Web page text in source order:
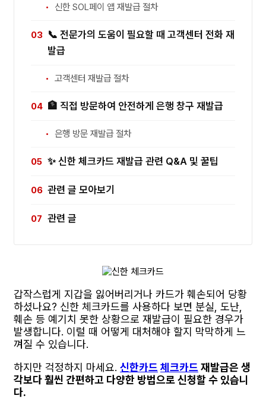
신한 SOL페이 앱 재발급 절차
📞 전문가의 도움이 필요할 때 고객센터 전화 재
발급
고객센터 재발급 절차
🏦 직접 방문하여 안전하게 은행 창구 재발급
은행 방문 재발급 절차
✨ 신한 체크카드 재발급 관련 Q&A 및 꿀팁
관련 글 모아보기
관련 글
갑작스럽게 지갑을 잃어버리거나 카드가 훼손되어 당황
하셨나요? 신한 체크카드를 사용하다 보면 분실, 도난,
훼손 등 예기치 못한 상황으로 재발급이 필요한 경우가
발생합니다. 이럴 때 어떻게 대처해야 할지 막막하게 느
껴질 수 있습니다.
하지만 걱정하지 마세요. 신한카드 체크카드 재발급은 생
각보다 훨씬 간편하고 다양한 방법으로 신청할 수 있습니
다.